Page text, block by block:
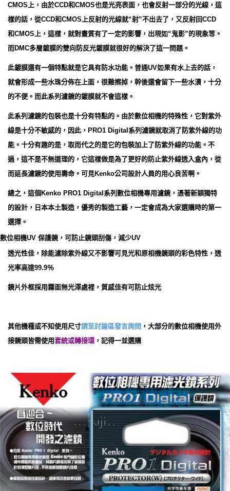
CMOS上，由於CCD和CMOS也是光亮表面，也會反射一部分的光線，這
樣的話，從CCD和CMOS上反射的光線就“射”不出去了，又反射回CCD
和CMOS上，這樣，就對畫質有了一定的影響，出現如“鬼影”的現象等。
而DMC多層鍍膜的雙向防反光鍍膜就很好的解決了這一問題。
此鍍膜還有一個特點就是它具有防水功能。普通UV如果有水上去的話，
就會形成一些水珠分佈在上面，很難擦掉，幹後還會留下一些水漬，十分
的不便。而此系列濾鏡的鍍膜就不會這樣。
此系列濾鏡的包裝也是十分有特點的。由於數位相機的特殊性，它對紫外
線是十分不敏感的，因此，PRO1 Digital系列濾鏡就取消了防紫外線的功
能。十分有趣的是，取而代之的是它的包裝加上了防紫外線的功能。不
過，這不是不無道理的，它這樣做是為了更好的防止紫外線透入盒內，從
而延長濾鏡的使用壽命。可見Kenko公司設計人員的用心良苦啊。
總之，這個Kenko PRO1 Digital系列數位相機專用濾鏡，憑著新穎獨特
的設計，日本本土製造，優秀的製造工藝，一定會成為大家選購時的第一
選擇。
數位相機UV 保護鏡，可防止鏡頭刮傷，減少UV
透光性佳，除能濾除紫外線又不影響可見光和原相機鏡頭的彩色特性，透
光率高達99.9％
鏡片外框採用霧面無光澤處裡，質感佳有可防止炫光
其他機種或不知使用尺寸請至討論區發言詢問 ，大部分的數位相機使用外
接鏡頭皆需使用套統或轉接環 ，記得一並選購